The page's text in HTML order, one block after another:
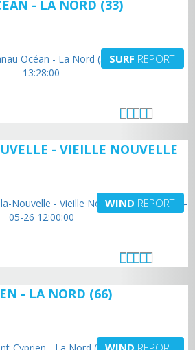
- LA NORD (33)
SURF REPORT
- VIEILLE NOUVELLE
WIND REPORT
- LA NORD (66)
WIND REPORT